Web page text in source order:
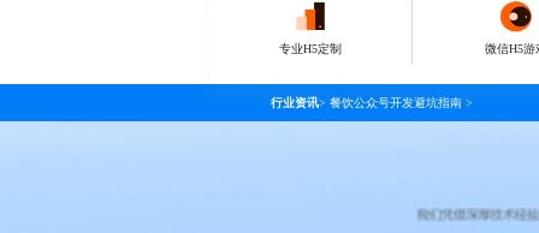
专业H5定制 微信H5游
行业资讯> 餐饮公众号开发避坑指南 >